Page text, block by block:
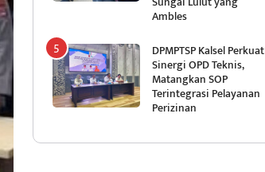
Ambles
DPMPTSP Kalsel Perkuat
Sinergi OPD Teknis,
Matangkan SOP
Terintegrasi Pelayanan
Perizinan